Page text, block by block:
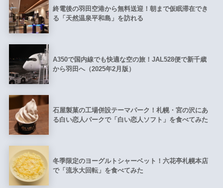
終電後の羽田空港から無料送迎！朝まで仮眠滞在でき
る「天然温泉平和島」を訪れる
A350で国内線でも快適な空の旅！JAL528便で新千歳
から羽田へ（2025年2月版）
石屋製菓の工場併設テーマパーク！札幌・宮の沢にあ
る白い恋人パークで「白い恋人ソフト」を食べてみた
冬季限定のヨーグルトシャーベット！六花亭札幌本店
で「流氷大回転」を食べてみた